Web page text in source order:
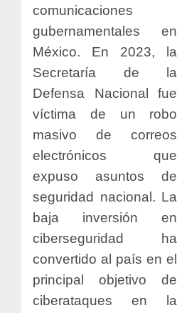
comunicaciones
gubernamentales en
México. En 2023, la
Secretaría de la
Defensa Nacional fue
víctima de un robo
masivo de correos
electrónicos que
expuso asuntos de
seguridad nacional. La
baja inversión en
ciberseguridad ha
convertido al país en el
principal objetivo de
ciberataques en la